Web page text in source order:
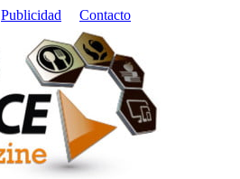
Publicidad Contacto